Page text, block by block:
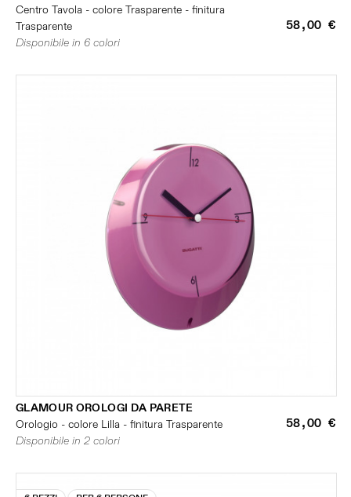
Centro Tavola - colore Trasparente - finitura
Trasparente
58,00 €
Disponibile in 6 colori
GLAMOUR OROLOGI DA PARETE
Orologio - colore Lilla - finitura Trasparente
58,00 €
Disponibile in 2 colori